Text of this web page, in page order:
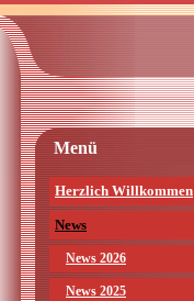
Menü
Herzlich Willkommen
News
News 2026
News 2025